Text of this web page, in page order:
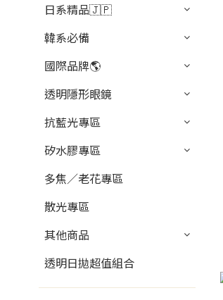
日系精品🇯🇵
韓系必備
國際品牌🌎
透明隱形眼鏡
抗藍光專區
矽水膠專區
多焦／老花專區
散光專區
其他商品
透明日拋超值組合